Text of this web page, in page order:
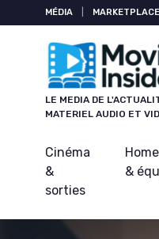
MÉDIA MARKETPLACE
LE MEDIA DE
MATERIEL AUDIO ET
Cinéma
&
sorties
&
Panneau de gestion des